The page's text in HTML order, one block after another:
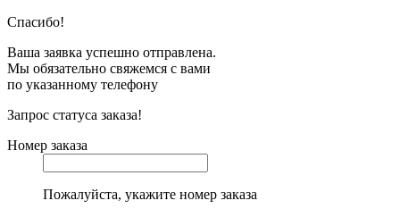
Спасибо!
Ваша заявка успешно отправлена.
Мы обязательно свяжемся с вами
по указанному телефону
Запрос статуса заказа!
Номер заказа
Пожалуйста, укажите номер заказа